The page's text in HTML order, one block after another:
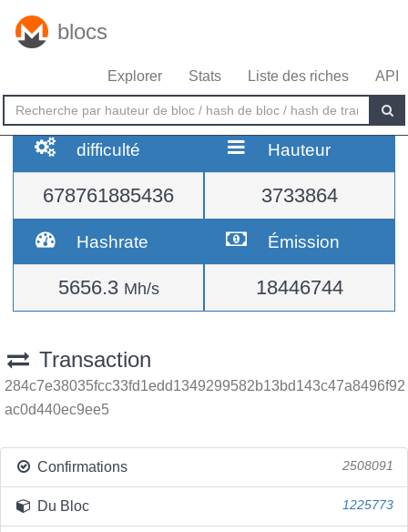
blocs
Explorer Stats Liste des riches API
difficulté
678761885436
Hauteur
3733864
Hashrate
5656.3 Mh/s
Émission
18446744
Transaction
284c7e38035fcc33fd1edd1349299582b13bd143c47a8496f92
ac0d440ec9ee5
Confirmations 2508091
Du Bloc 1225773